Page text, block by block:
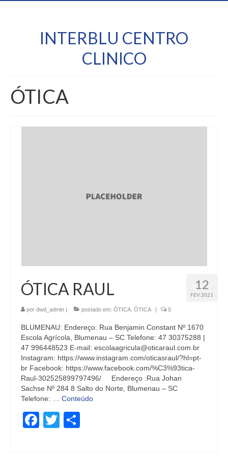
INTERBLU CENTRO
CLINICO
ÓTICA
12
FEV 2021
ÓTICA RAUL
por dwd_admin | postado em: ÓTICA ÓTICA | 0
BLUMENAU: Endereço: Rua Benjamin Constant Nº 1670
Escola Agrícola, Blumenau – SC Telefone: 47 30375288 |
47 996448523 E-mail: escolaagricula@oticaraul.com.br
Instagram: https://www.instagram.com/oticasraul/?hl=pt-
br Facebook: https://www.facebook.com/%C3%93tica-
Raul-302525899797496/ Endereço :Rua Johan
Sachse Nº 284 8 Salto do Norte, Blumenau – SC
Telefone: … Conteúdo
Facebook
Twitter